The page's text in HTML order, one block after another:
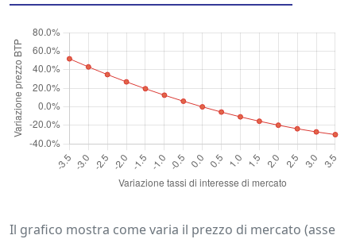
Il grafico mostra come varia il prezzo di mercato (asse